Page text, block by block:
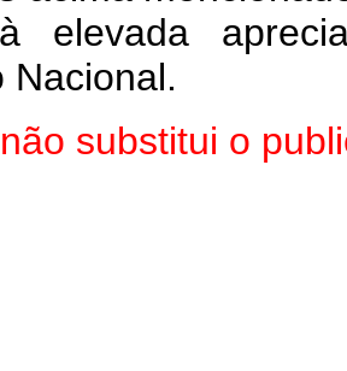
elevada
Nacional.
substitui o